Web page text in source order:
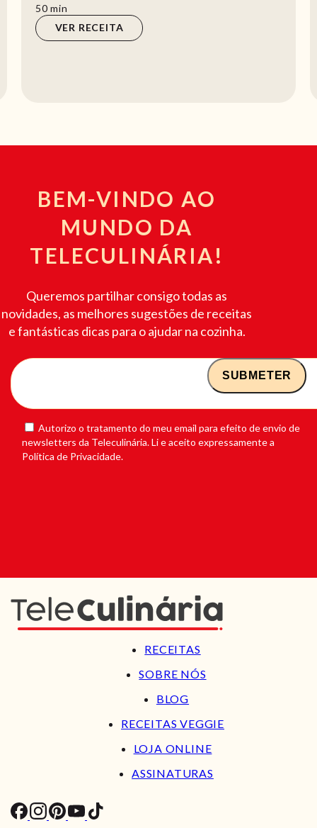
50min
min
VER RECEITA
BEM-VINDO AO
MUNDO DA
TELECULINÁRIA!
Queremos partilhar consigo todas as
novidades, as melhores sugestões de receitas
e fantásticas dicas para o ajudar na cozinha.
Autorizo o tratamento do meu email para efeito de envio de
newsletters da Teleculinária. Li e aceito expressamente a
Política de Privacidade.
RECEITAS
SOBRE NÓS
BLOG
RECEITAS VEGGIE
LOJA ONLINE
ASSINATURAS